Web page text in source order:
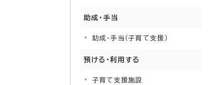
助成・手当
助成・手当（子育て支援）
預ける・利用する
子育て支援施設